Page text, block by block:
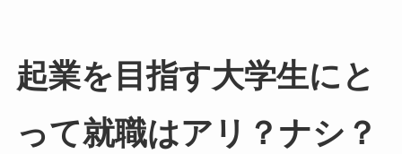
起業を目指す大学生にと
って就職はアリ？ナシ？